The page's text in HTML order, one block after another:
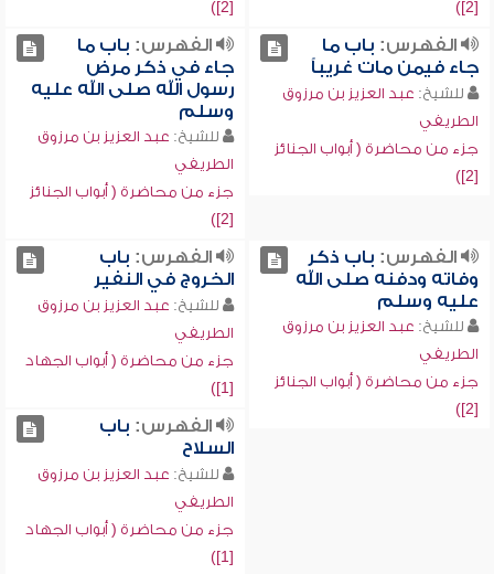
[2])
[2])
الفهرس: باب ما
جاء فيمن مات غريباً
للشيخ: عبد العزيز بن مرزوق
الطريفي
جزء من محاضرة ( أبواب الجنائز
[2])
الفهرس: باب ما
جاء في ذكر مرض
رسول الله صلى الله عليه
وسلم
للشيخ: عبد العزيز بن مرزوق
الطريفي
جزء من محاضرة ( أبواب الجنائز
[2])
الفهرس: باب ذكر
وفاته ودفنه صلى الله
عليه وسلم
للشيخ: عبد العزيز بن مرزوق
الطريفي
جزء من محاضرة ( أبواب الجنائز
[2])
الفهرس: باب
الخروج في النفير
للشيخ: عبد العزيز بن مرزوق
الطريفي
جزء من محاضرة ( أبواب الجهاد
[1])
الفهرس: باب
السلاح
للشيخ: عبد العزيز بن مرزوق
الطريفي
جزء من محاضرة ( أبواب الجهاد
[1])